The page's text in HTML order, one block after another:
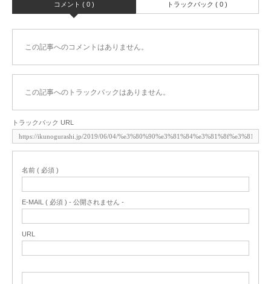
コメント ( 0 ) トラックバック ( 0 )
この記事へのコメントはありません。
この記事へのトラックバックはありません。
トラックバック URL
名前 ( 必須 )
E-MAIL ( 必須 ) - 公開されません -
URL